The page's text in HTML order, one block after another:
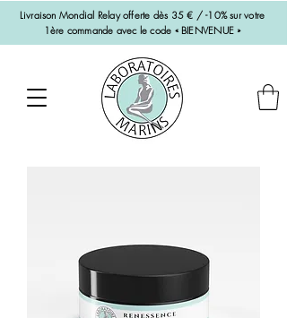
Livraison Mondial Relay offerte dès 35 € / -10% sur votre
1ère commande avec le code « BIENVENUE »